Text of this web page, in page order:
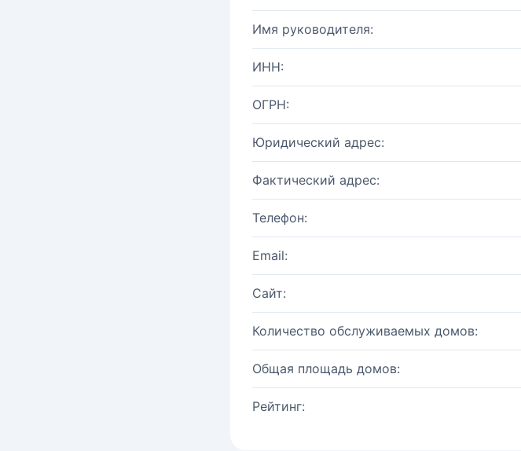
Имя руководителя:
ИНН:
ОГРН:
Юридический адрес:
Фактический адрес:
Телефон:
Email:
Сайт:
Количество обслуживаемых домов:
Общая площадь домов:
Рейтинг: